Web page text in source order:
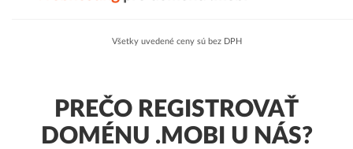
Všetky uvedené ceny sú bez DPH
PREČO REGISTROVAŤ
DOMÉNU .MOBI U NÁS?